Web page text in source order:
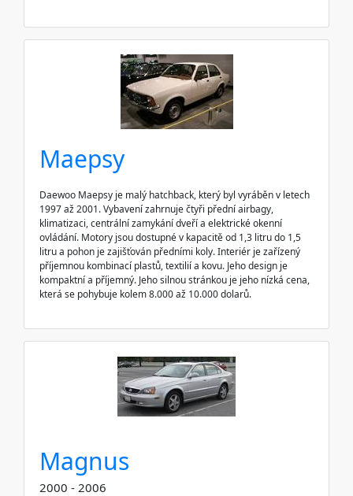
Maepsy
Daewoo Maepsy je malý hatchback, který byl vyráběn v letech
1997 až 2001. Vybavení zahrnuje čtyři přední airbagy,
klimatizaci, centrální zamykání dveří a elektrické okenní
ovládání. Motory jsou dostupné v kapacitě od 1,3 litru do 1,5
litru a pohon je zajišťován předními koly. Interiér je zařízený
příjemnou kombinací plastů, textilií a kovu. Jeho design je
kompaktní a příjemný. Jeho silnou stránkou je jeho nízká cena,
která se pohybuje kolem 8.000 až 10.000 dolarů.
Magnus
2000 - 2006